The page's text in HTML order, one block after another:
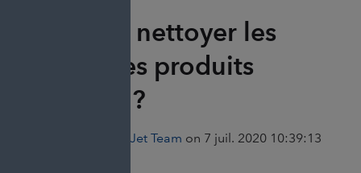
Comment nettoyer les
moules des produits
sanitaires ?
The Cold Jet Team on 7 juil. 2020 10:39:13